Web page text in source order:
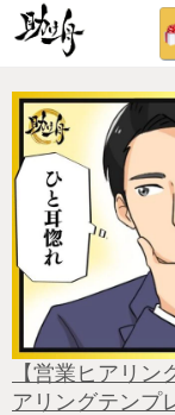
【営業ヒアリ
アリングテンプ